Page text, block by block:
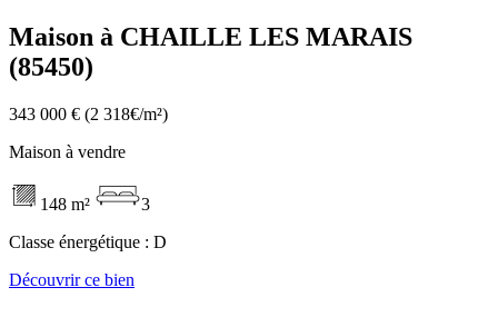
Maison à CHAILLE LES MARAIS
(85450)
343 000 € (2 318€/m²)
Maison à vendre
148 m²
3
Classe énergétique : D
Découvrir ce bien